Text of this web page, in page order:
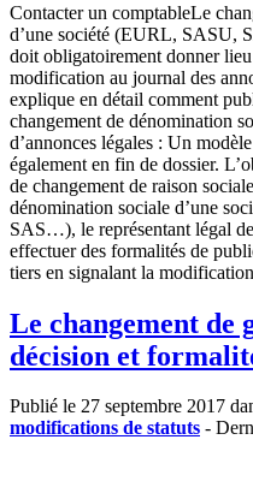
Contacter un comptableLe
d’une société (EURL, SASU,
doit obligatoirement donner
modification au journal des
explique en détail comment
changement de dénomination
d’annonces légales : Un
également en fin de dossier.
de changement de raison
dénomination sociale d’une
SAS…), le représentant légal
effectuer des formalités de
tiers en signalant la
Le changement de
décision et
Publié le 27 septembre 2017
modifications de statuts -